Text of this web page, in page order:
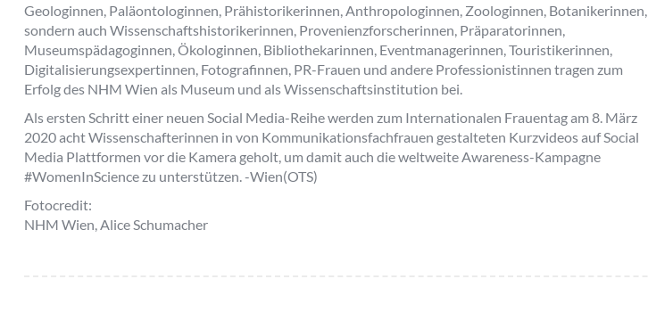
Geologinnen, Paläontologinnen, Prähistorikerinnen, Anthropologinnen, Zoologinnen, Botanikerinnen,
sondern auch Wissenschaftshistorikerinnen, Provenienzforscherinnen, Präparatorinnen,
Museumspädagoginnen, Ökologinnen, Bibliothekarinnen, Eventmanagerinnen, Touristikerinnen,
Digitalisierungsexpertinnen, Fotografinnen, PR-Frauen und andere Professionistinnen tragen zum
Erfolg des NHM Wien als Museum und als Wissenschaftsinstitution bei.
Als ersten Schritt einer neuen Social Media-Reihe werden zum Internationalen Frauentag am 8. März
2020 acht Wissenschafterinnen in von Kommunikationsfachfrauen gestalteten Kurzvideos auf Social
Media Plattformen vor die Kamera geholt, um damit auch die weltweite Awareness-Kampagne
#WomenInScience zu unterstützen. -Wien(OTS)
Fotocredit:
NHM Wien, Alice Schumacher